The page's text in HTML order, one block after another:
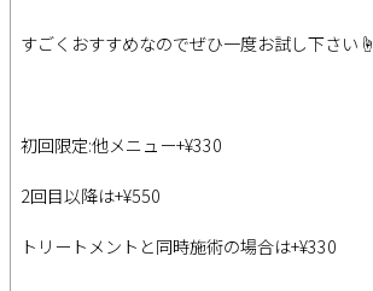
すごくおすすめなのでぜひ一度お試し下さい☝️
初回限定:他メニュー+¥330
2回目以降は+¥550
トリートメントと同時施術の場合は+¥330